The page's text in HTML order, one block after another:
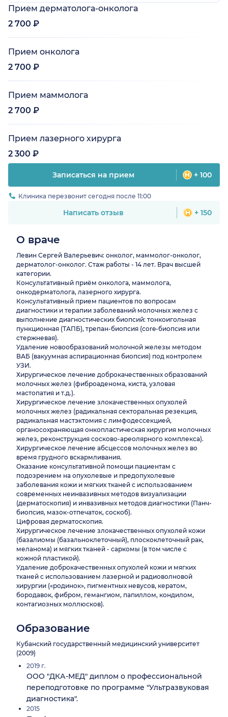
Прием дерматолога-онколога
2 700 ₽
Прием онколога
2 700 ₽
Прием маммолога
2 700 ₽
Прием лазерного хирурга
2 300 ₽
Записаться на прием + 100
Клиника перезвонит сегодня после 11:00
Написать отзыв + 150
О враче
Левин Сергей Валерьевич: онколог, маммолог-онколог,
дерматолог-онколог. Стаж работы - 14 лет. Врач высшей
категории.
Консультативный приём онколога, маммолога,
онкодерматолога, лазерного хирурга.
Консультативный прием пациентов по вопросам
диагностики и терапии заболеваний молочных желез с
выполнение диагностических биопсий: тонкоигольная
пункционная (ТАПБ), трепан-биопсия (core-биопсия или
стержневая).
Удаление новообразований молочной железы методом
ВАБ (вакуумная аспирационная биопсия) под контролем
УЗИ.
Хирургическое лечение доброкачественных образований
молочных желез (фиброаденома, киста, узловая
мастопатия и т.д.).
Хирургическое лечение злокачественных опухолей
молочных желез (радикальная секторальная резекция,
радикальная мастэктомия с лимфодессекцией,
органосохраняющая онкопластическая хирургия молочных
желез, реконструкция сосково-ареолярного комплекса).
Хирургическое лечение абсцессов молочных желез во
время грудного вскармливания.
Оказание консультативной помощи пациентам с
подозрением на опухолевые и предопухолевые
заболевания кожи и мягких тканей с использованием
современных неинвазивных методов визуализации
(дерматоскопия) и инвазивных методов диагностики (Панч-
биопсия, мазок-отпечаток, соскоб).
Цифровая дерматоскопия.
Хирургическое лечение злокачественных опухолей кожи
(базалиомы (базальноклеточный), плоскоклеточный рак,
меланома) и мягких тканей - саркомы (в том числе с
кожной пластикой).
Удаление доброкачественных опухолей кожи и мягких
тканей с использованием лазерной и радиоволновой
хирургии («родинок», пигментных невусов, кератом,
бородавок, фибром, гемангиом, папиллом, кондилом,
контагиозных моллюсков).
Образование
Кубанский государственный медицинский университет
(2009)
2019 г.
ООО "ДКА-МЕД" диплом о профессиональной
переподготовке по программе "Ультразвуковая
диагностика".
2015